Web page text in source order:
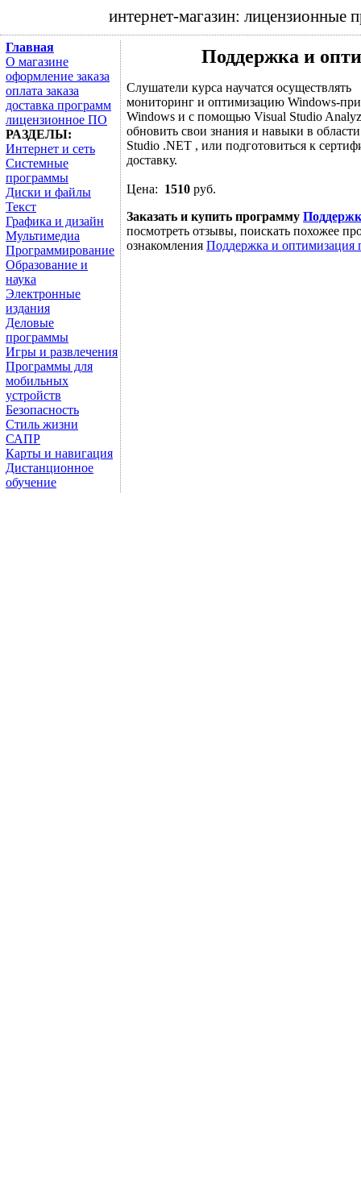
интернет-магазин:
Главная
О магазине
оформление заказа
оплата заказа
доставка программ
лицензионное ПО
РАЗДЕЛЫ:
Интернет и сеть
Системные
программы
Диски и файлы
Текст
Графика и дизайн
Мультимедиа
Программирование
Образование и
наука
Электронные
издания
Деловые
программы
Игры и развлечения
Программы для
мобильных
устройств
Безопасность
Стиль жизни
САПР
Карты и навигация
Дистанционное
обучение
Поддержка и
Слушатели курса научатся осуществлять
мониторинг и оптимизацию Windows-
Windows и с помощью Visual Studio
обновить свои знания и навыки в
Studio .NET , или подготовиться к
доставку.
Цена: 1510 руб.
Заказать и купить программу
посмотреть отзывы, поискать похожее
ознакомления Поддержка и оптимизация